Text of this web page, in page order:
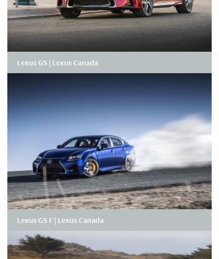
Lexus GS | Lexus Canada
Lexus GS F | Lexus Canada